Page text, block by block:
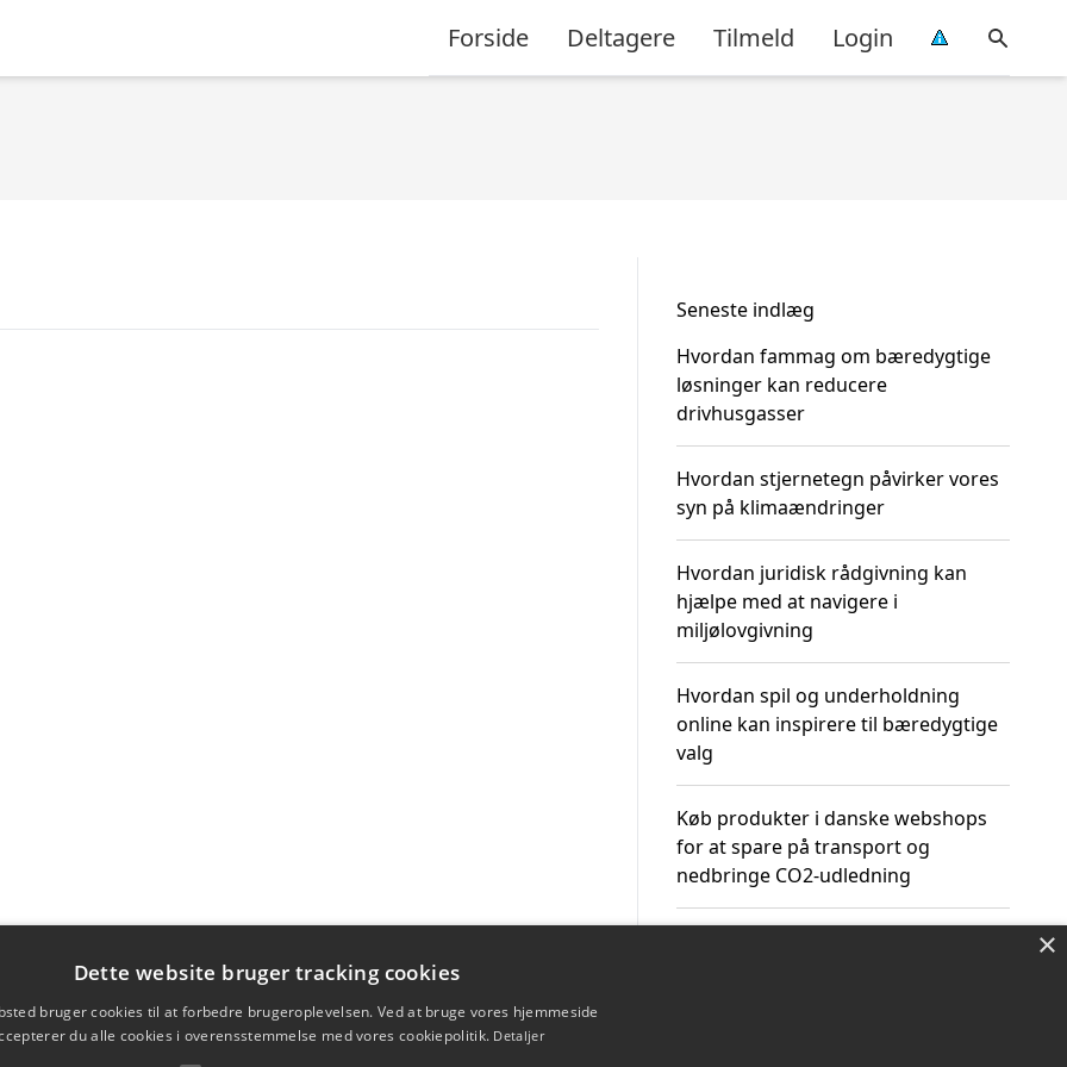
Forside Deltagere Tilmeld Login
Seneste indlæg
Hvordan fammag om bæredygtige
løsninger kan reducere
drivhusgasser
Hvordan stjernetegn påvirker vores
syn på klimaændringer
Hvordan juridisk rådgivning kan
hjælpe med at navigere i
miljølovgivning
Hvordan spil og underholdning
online kan inspirere til bæredygtige
valg
Køb produkter i danske webshops
for at spare på transport og
nedbringe CO2-udledning
×
Dette website bruger tracking cookies
bruger cookies til at forbedre brugeroplevelsen. Ved at bruge vores hjemmeside
du alle cookies i overensstemmelse med vores cookiepolitik. Detaljer